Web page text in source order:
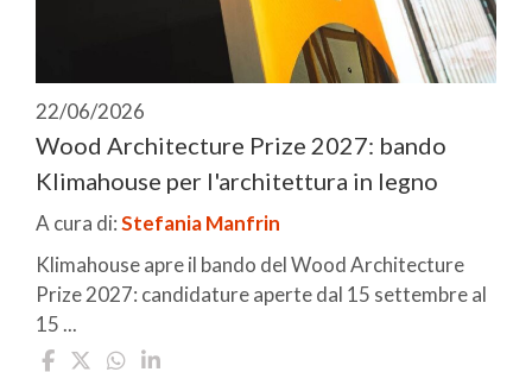
22/06/2026
Wood Architecture Prize 2027: bando
Klimahouse per l'architettura in legno
A cura di:Stefania Manfrin
Klimahouse apre il bando del Wood Architecture
Prize 2027: candidature aperte dal 15 settembre al
15 ...